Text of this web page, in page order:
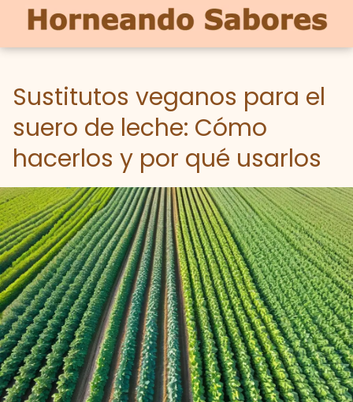
Sustitutos veganos para el
suero de leche: Cómo
hacerlos y por qué usarlos